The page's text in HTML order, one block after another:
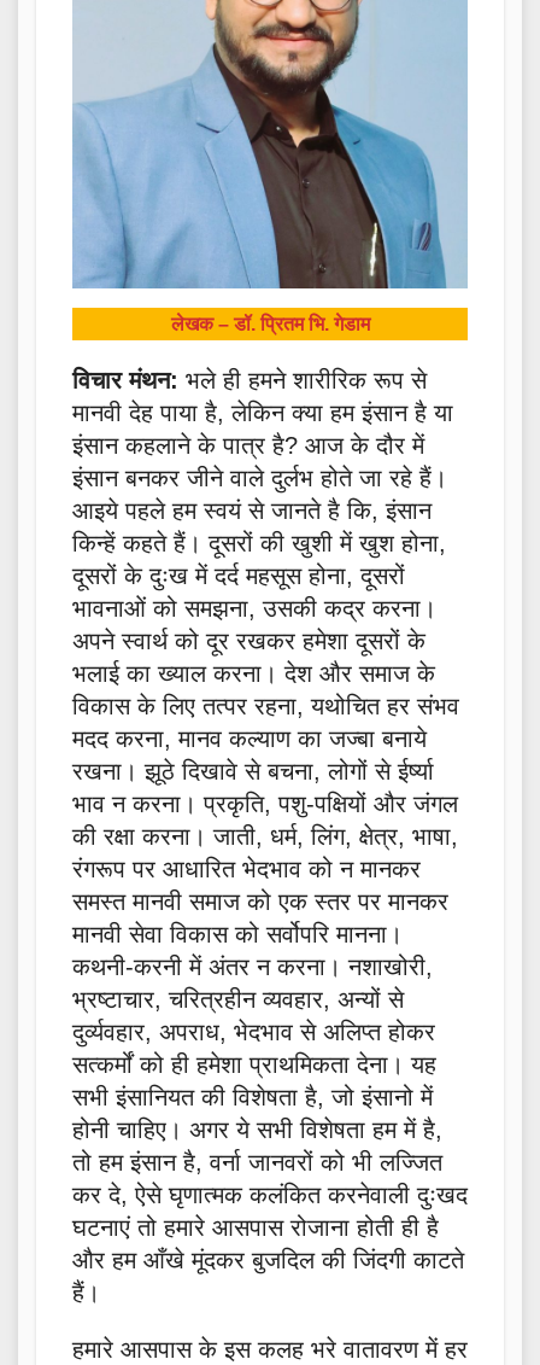
लेखक – डॉ. प्रितम भि. गेडाम
विचार मंथन: भले ही हमने शारीरिक रूप से
मानवी देह पाया है, लेकिन क्या हम इंसान है या
इंसान कहलाने के पात्र है? आज के दौर में
इंसान बनकर जीने वाले दुर्लभ होते जा रहे हैं।
आइये पहले हम स्वयं से जानते है कि, इंसान
किन्हें कहते हैं। दूसरों की खुशी में खुश होना,
दूसरों के दुःख में दर्द महसूस होना, दूसरों
भावनाओं को समझना, उसकी कद्र करना।
अपने स्वार्थ को दूर रखकर हमेशा दूसरों के
भलाई का ख्याल करना। देश और समाज के
विकास के लिए तत्पर रहना, यथोचित हर संभव
मदद करना, मानव कल्याण का जज्बा बनाये
रखना। झूठे दिखावे से बचना, लोगों से ईर्ष्या
भाव न करना। प्रकृति, पशु-पक्षियों और जंगल
की रक्षा करना। जाती, धर्म, लिंग, क्षेत्र, भाषा,
रंगरूप पर आधारित भेदभाव को न मानकर
समस्त मानवी समाज को एक स्तर पर मानकर
मानवी सेवा विकास को सर्वोपरि मानना।
कथनी-करनी में अंतर न करना। नशाखोरी,
भ्रष्टाचार, चरित्रहीन व्यवहार, अन्यों से
दुर्व्यवहार, अपराध, भेदभाव से अलिप्त होकर
सत्कर्मों को ही हमेशा प्राथमिकता देना। यह
सभी इंसानियत की विशेषता है, जो इंसानो में
होनी चाहिए। अगर ये सभी विशेषता हम में है,
तो हम इंसान है, वर्ना जानवरों को भी लज्जित
कर दे, ऐसे घृणात्मक कलंकित करनेवाली दुःखद
घटनाएं तो हमारे आसपास रोजाना होती ही है
और हम आँखे मूंदकर बुजदिल की जिंदगी काटते
हैं।
हमारे आसपास के इस कलह भरे वातावरण में हर